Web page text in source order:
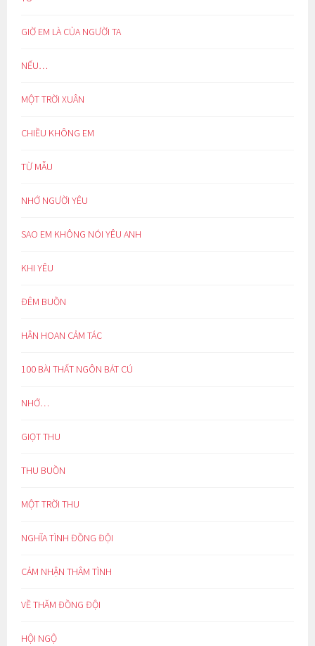
GIỜ EM LÀ CỦA NGƯỜI TA
NẾU…
MỘT TRỜI XUÂN
CHIỀU KHÔNG EM
TỪ MẪU
NHỚ NGƯỜI YÊU
SAO EM KHÔNG NÓI YÊU ANH
KHI YÊU
ĐÊM BUỒN
HÂN HOAN CẢM TÁC
100 BÀI THẤT NGÔN BÁT CÚ
NHỚ…
GIỌT THU
THU BUỒN
MỘT TRỜI THU
NGHĨA TÌNH ĐỒNG ĐỘI
CẢM NHẬN THÂM TÌNH
VỀ THĂM ĐỒNG ĐỘI
HỘI NGỘ